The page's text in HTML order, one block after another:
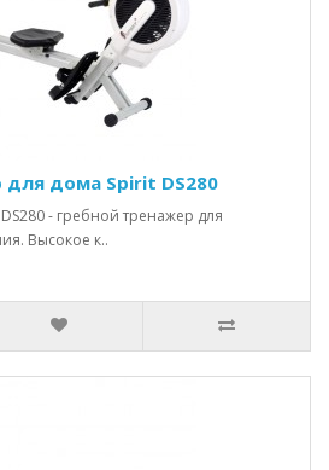
дома Spirit DS280
- гребной тренажер для
Высокое к..